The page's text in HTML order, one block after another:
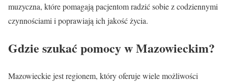
muzyczna, które pomagają pacjentom radzić sobie z codziennymi
czynnościami i poprawiają ich jakość życia.
Gdzie szukać pomocy w Mazowieckim?
Mazowieckie jest regionem, który oferuje wiele możliwości